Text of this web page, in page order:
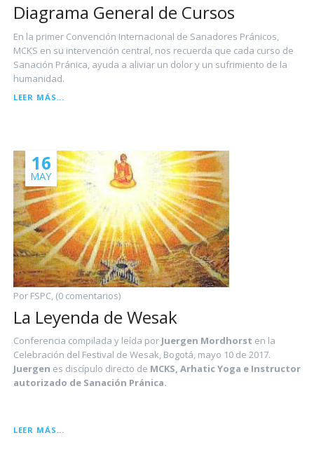
Diagrama General de Cursos
En la primer Convención Internacional de Sanadores Pránicos,
MCKS en su intervención central, nos recuerda que cada curso de
Sanación Pránica, ayuda a aliviar un dolor y un sufrimiento de la
humanidad.
LEER MÁS...
Por FSPC, (0 comentarios)
16
MAY
La Leyenda de Wesak
Conferencia compilada y leída por Juergen Mordhorst en la
Celebración del Festival de Wesak, Bogotá, mayo 10 de 2017.
Juergen es discípulo directo de MCKS, Arhatic Yoga e Instructor
autorizado de Sanación Pránica.
LEER MÁS...